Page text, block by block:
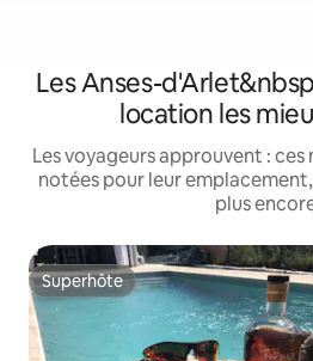
Les Anses-
location les
Les voyageurs approuvent :
notées pour leur
plus
Superhôte
Superhôte